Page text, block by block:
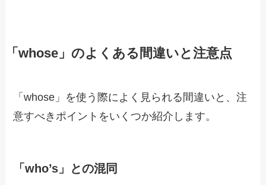
「whose」のよくある間違いと注意点
「whose」を使う際によく見られる間違いと、注
意すべきポイントをいくつか紹介します。
「who’s」との混同